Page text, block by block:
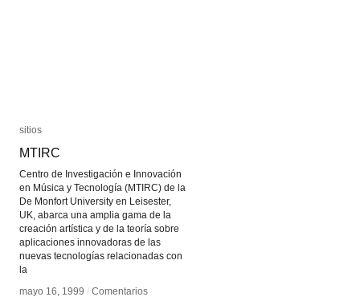
sitios
MTIRC
Centro de Investigación e Innovación
en Música y Tecnología (MTIRC) de la
De Monfort University en Leisester,
UK, abarca una amplia gama de la
creación artística y de la teoría sobre
aplicaciones innovadoras de las
nuevas tecnologías relacionadas con
la
mayo 16, 1999 / Comentarios
sitios
MTIRC
mayo 16, 1999 / Comentarios